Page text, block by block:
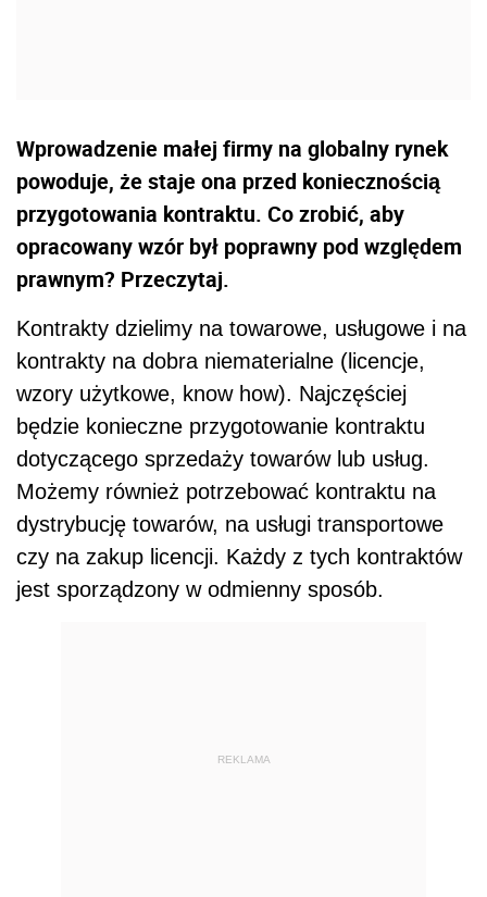
Wprowadzenie małej firmy na globalny rynek
powoduje, że staje ona przed koniecznością
przygotowania kontraktu. Co zrobić, aby
opracowany wzór był poprawny pod względem
prawnym? Przeczytaj.
Kontrakty dzielimy na towarowe, usługowe i na
kontrakty na dobra niematerialne (licencje,
wzory użytkowe, know how). Najczęściej
będzie konieczne przygotowanie kontraktu
dotyczącego sprzedaży towarów lub usług.
Możemy również potrzebować kontraktu na
dystrybucję towarów, na usługi transportowe
czy na zakup licencji. Każdy z tych kontraktów
jest sporządzony w odmienny sposób.
REKLAMA